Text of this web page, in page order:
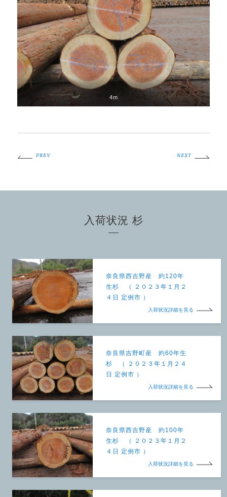
4m
PREV NEXT
入荷状況 杉
奈良県西吉野産 約120年
生杉 （ ２０２３年１月２
４日 定例市 ）
入荷状況詳細を見る
奈良県吉野町産 約60年生
杉 （ ２０２３年１月２４
日 定例市 ）
入荷状況詳細を見る
奈良県西吉野産 約100年
生杉 （ ２０２３年１月２
４日 定例市 ）
入荷状況詳細を見る